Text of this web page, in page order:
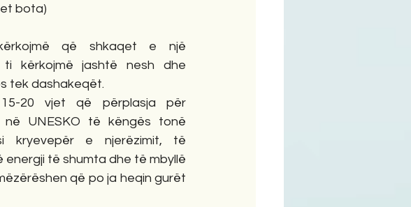
bota)
që shkaqet e një
ti kërkojmë jashtë nesh dhe
tek dashakeqët.
20 vjet që përplasja për
në UNESKO të këngës tonë
kryevepër e njerëzimit, të
energji të shumta dhe të mbyllë
që po ja heqin gurët